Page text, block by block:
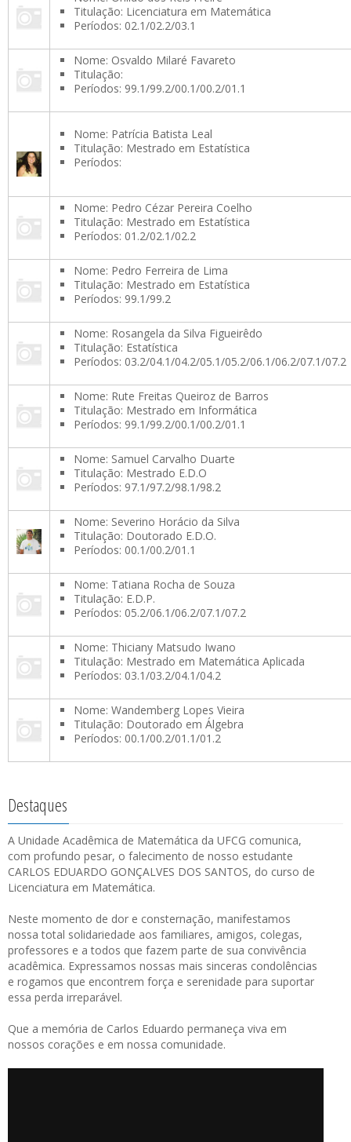
Titulação: Licenciatura em Matemática
Períodos: 02.1/02.2/03.1
Nome: Osvaldo Milaré Favareto
Titulação:
Períodos: 99.1/99.2/00.1/00.2/01.1
Nome: Patrícia Batista Leal
Titulação: Mestrado em Estatística
Períodos:
Nome: Pedro Cézar Pereira Coelho
Titulação: Mestrado em Estatística
Períodos: 01.2/02.1/02.2
Nome: Pedro Ferreira de Lima
Titulação: Mestrado em Estatística
Períodos: 99.1/99.2
Nome: Rosangela da Silva Figueirêdo
Titulação: Estatística
Períodos: 03.2/04.1/04.2/05.1/05.2/06.1/06.2/07.1/07.2
Nome: Rute Freitas Queiroz de Barros
Titulação: Mestrado em Informática
Períodos: 99.1/99.2/00.1/00.2/01.1
Nome: Samuel Carvalho Duarte
Titulação: Mestrado E.D.O
Períodos: 97.1/97.2/98.1/98.2
Nome: Severino Horácio da Silva
Titulação: Doutorado E.D.O.
Períodos: 00.1/00.2/01.1
Nome: Tatiana Rocha de Souza
Titulação: E.D.P.
Períodos: 05.2/06.1/06.2/07.1/07.2
Nome: Thiciany Matsudo Iwano
Titulação: Mestrado em Matemática Aplicada
Períodos: 03.1/03.2/04.1/04.2
Nome: Wandemberg Lopes Vieira
Titulação: Doutorado em Álgebra
Períodos: 00.1/00.2/01.1/01.2
Destaques
A Unidade Acadêmica de Matemática da UFCG comunica,
com profundo pesar, o falecimento de nosso estudante
CARLOS EDUARDO GONÇALVES DOS SANTOS, do curso de
Licenciatura em Matemática.
Neste momento de dor e consternação, manifestamos
nossa total solidariedade aos familiares, amigos, colegas,
professores e a todos que fazem parte de sua convivência
acadêmica. Expressamos nossas mais sinceras condolências
e rogamos que encontrem força e serenidade para suportar
essa perda irreparável.
Que a memória de Carlos Eduardo permaneça viva em
nossos corações e em nossa comunidade.